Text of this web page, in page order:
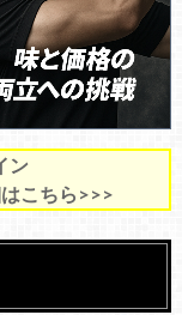
ン
こちら>>>